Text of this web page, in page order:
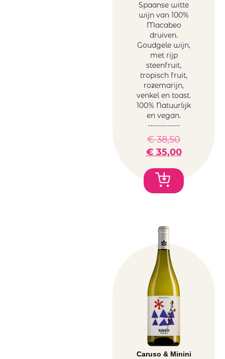
Spaanse witte
wijn van 100%
Macabeo
druiven.
Goudgele wijn,
met rijp
steenfruit,
tropisch fruit,
rozemarijn,
venkel en toast.
100% Natuurlijk
en vegan.
€38,50
€ 35,00
Caruso & Minini